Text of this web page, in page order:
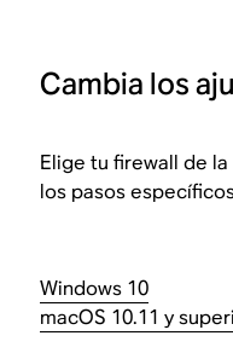
Cambia los
Elige tu firewall de
los pasos
Windows 10
macOS 10.11 y